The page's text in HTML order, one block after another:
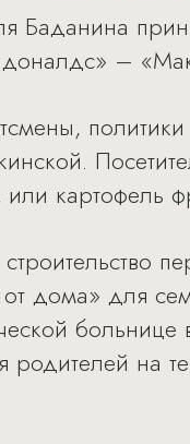
Баданина
–
картофель
дома» для
родителей на